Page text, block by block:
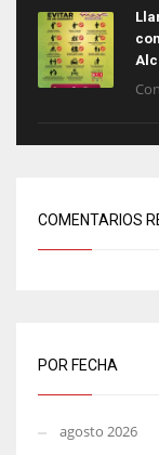
COMENTARIOS
POR FECHA
agosto 2026